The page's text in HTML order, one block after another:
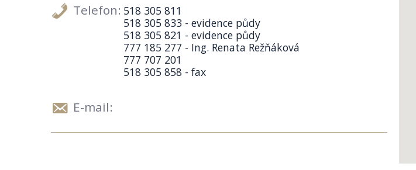
Telefon: 518 305 811
518 305 833 - evidence půdy
518 305 821 - evidence půdy
777 185 277 - Ing. Renata Režňáková
777 707 201
518 305 858 - fax
E-mail: